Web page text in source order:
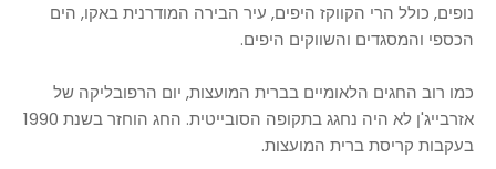
נופים, כולל הרי הקווקז היפים, עיר הבירה המודרנית באקו, הים
הכספי והמסגדים והשווקים היפים.
כמו רוב החגים הלאומיים בברית המועצות, יום הרפובליקה של
אזרבייג'ן לא היה נחגג בתקופה הסובייטית. החג הוחזר בשנת 1990
בעקבות קריסת ברית המועצות.